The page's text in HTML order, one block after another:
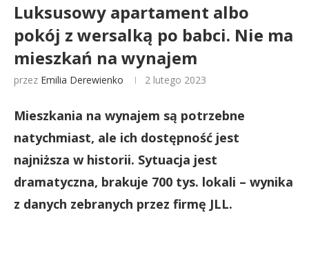
Luksusowy apartament albo
pokój z wersalką po babci. Nie ma
mieszkań na wynajem
przez Emilia Derewienko 2 lutego 2023
Mieszkania na wynajem są potrzebne
natychmiast, ale ich dostępność jest
najniższa w historii. Sytuacja jest
dramatyczna, brakuje 700 tys. lokali – wynika
z danych zebranych przez firmę JLL.